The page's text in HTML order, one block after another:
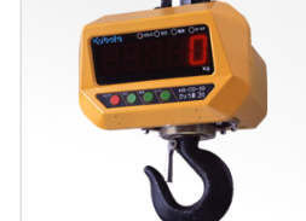
台はかり
LPG充填システム
ロードセル
半導体/HD検査装置